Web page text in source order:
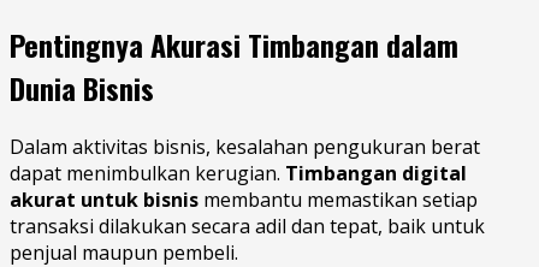
Pentingnya Akurasi Timbangan dalam
Dunia Bisnis
Dalam aktivitas bisnis, kesalahan pengukuran berat
dapat menimbulkan kerugian. Timbangan digital
akurat untuk bisnis membantu memastikan setiap
transaksi dilakukan secara adil dan tepat, baik untuk
penjual maupun pembeli.